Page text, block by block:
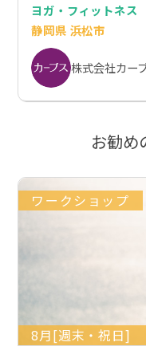
ヨガ・フィットネス
静岡県 浜松市
株式会社カー
お勧め
ワークショップ
8月[週末・祝日]